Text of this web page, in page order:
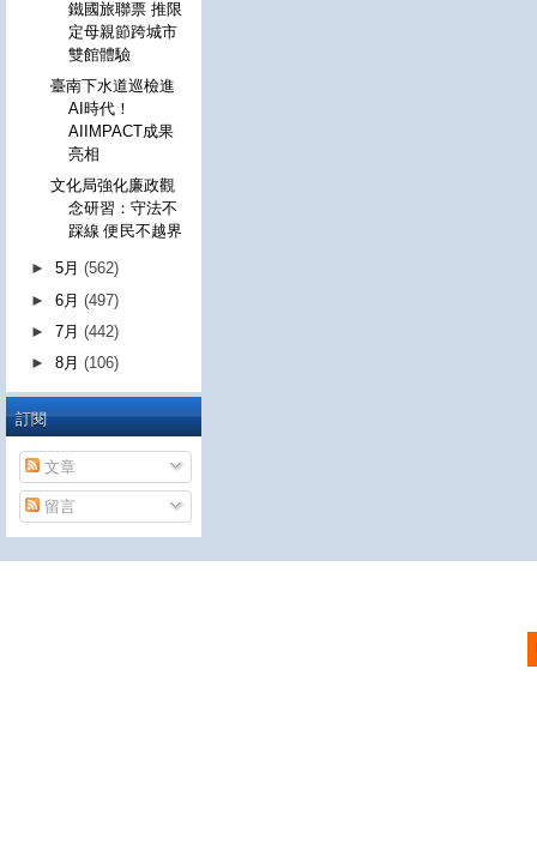
鐵國旅聯票 推限
定母親節跨城市
雙館體驗
臺南下水道巡檢進
AI時代！
AIIMPACT成果
亮相
文化局強化廉政觀
念研習：守法不
踩線 便民不越界
►5月(562)
►6月(497)
►7月(442)
►8月(106)
訂閱
文章
留言